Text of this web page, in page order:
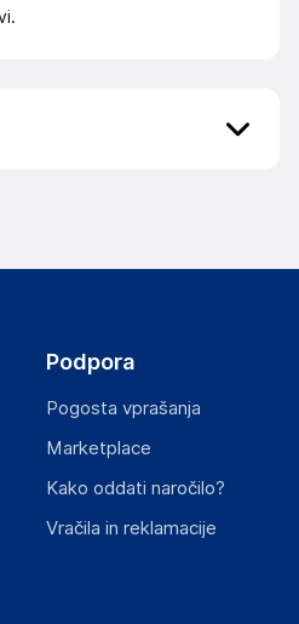
predpisi.
Podpora
Pogosta vprašanja
Marketplace
Kako oddati naročilo?
Vračila in reklamacije